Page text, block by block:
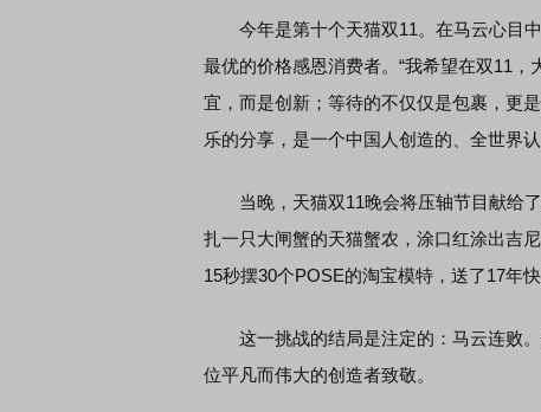
今年是第十个天猫双11。在马云心目中
最优的价格感恩消费者。“我希望在双11
宜，而是创新；等待的不仅仅是包裹，更
乐的分享，是一个中国人创造的、全世界
当晚，天猫双11晚会将压轴节目献给了
扎一只大闸蟹的天猫蟹农，涂口红涂出吉
15秒摆30个POSE的淘宝模特，送了17
这一挑战的结局是注定的：马云连败。
位平凡而伟大的创造者致敬。